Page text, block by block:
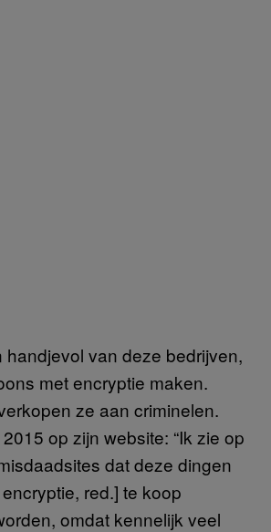
handjevol van deze bedrijven,
met encryptie maken.
ze aan criminelen.
2015 op zijn website: “Ik zie op
dat deze dingen
red.] te koop
omdat kennelijk veel